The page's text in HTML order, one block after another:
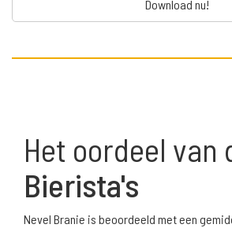
Download nu!
Het oordeel van
Bierista's
Nevel Branie is beoordeeld met een